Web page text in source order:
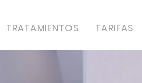
TRATAMIENTOS TARIFAS